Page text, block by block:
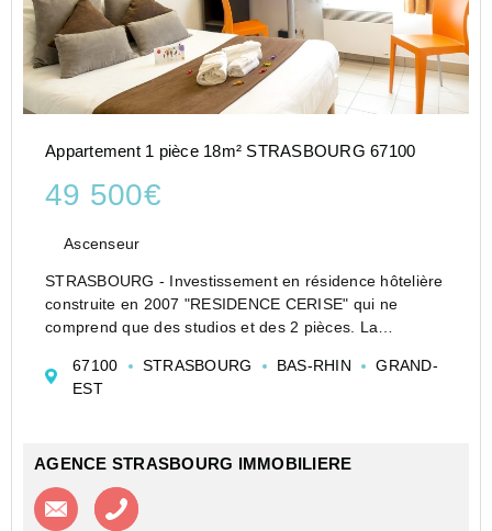
Appartement 1 pièce 18m² STRASBOURG 67100
49 500€
Ascenseur
STRASBOURG - Investissement en résidence hôtelière
construite en 2007 "RESIDENCE CERISE" qui ne
comprend que des studios et des 2 pièces. La
STRASBOURG. Nous proposons un studio de 18,2 m²
entièreme...
67100 STRASBOURG BAS-RHIN
GRAND-
EST
AGENCE STRASBOURG IMMOBILIERE
Contacter l'agence